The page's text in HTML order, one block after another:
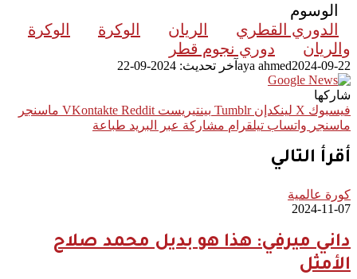
الوسوم
الدوري القطري
الريان الوكرة
الوكرة
والريان
دوري نجوم قطر
aya ahmed2024-09-22 آخر تحديث: 2024-09-22
شاركها
فيسبوك ‫X لينكدإن بينتيريست
ماسنجر
ماسنجر واتساب تيلقرام مشاركة عبر البريد طباعة
أقرأ التالي
كورة عالمية
2024-11-07
داني ميرفي: هذا هو بديل محمد صلاح
الأمثل